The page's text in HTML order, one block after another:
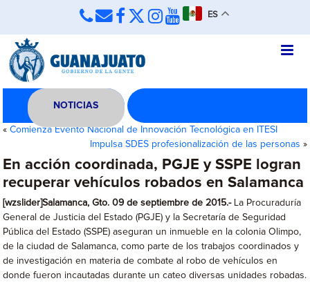
ES
NOTICIAS
«Comienza Evento Nacional de Innovación Tecnológica en ITESI
Impulsa SDES profesionalización de las personas »
En acción coordinada, PGJE y SSPE logran
recuperar vehículos robados en Salamanca
[wzslider]Salamanca, Gto. 09 de septiembre de 2015.-La Procuraduría
General de Justicia del Estado (PGJE) y la Secretaría de Seguridad
Pública del Estado (SSPE) aseguran un inmueble en la colonia Olimpo,
de la ciudad de Salamanca, como parte de los trabajos coordinados y
de investigación en materia de combate al robo de vehículos en
donde fueron incautadas durante un cateo diversas unidades robadas.